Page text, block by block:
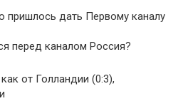
пришлось дать Первому каналу
перед каналом Россия?
от Голландии (0:3),